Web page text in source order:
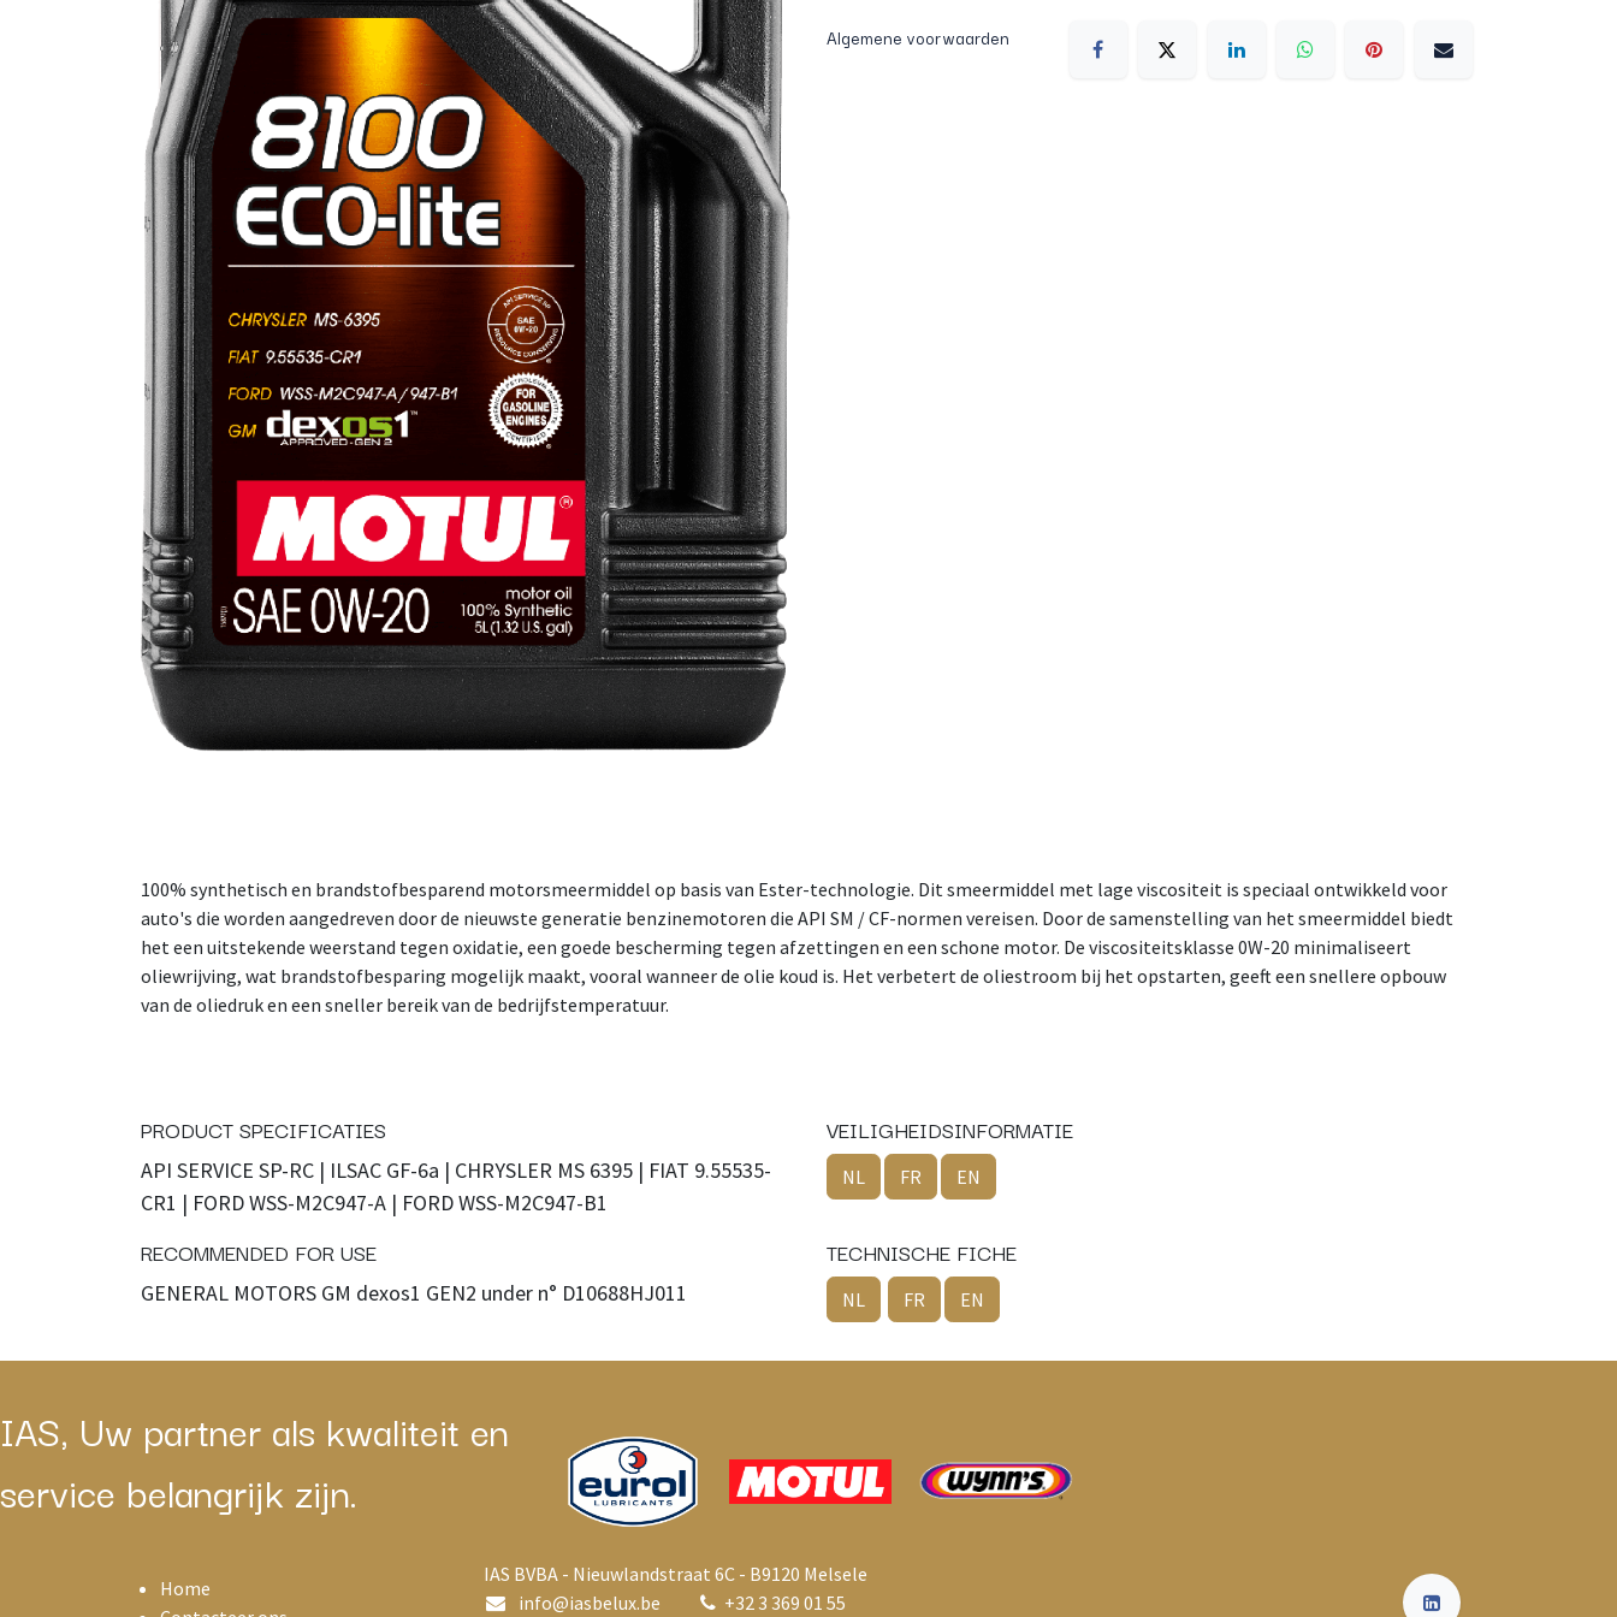
Algemene voorwaarden
100% synthetisch en brandstofbesparend motorsmeermiddel op basis van Ester-technologie. Dit smeermiddel met lage viscositeit is speciaal ontwikkeld voor
auto's die worden aangedreven door de nieuwste generatie benzinemotoren die API SM / CF-normen vereisen. Door de samenstelling van het smeermiddel biedt
het een uitstekende weerstand tegen oxidatie, een goede bescherming tegen afzettingen en een schone motor. De viscositeitsklasse 0W-20 minimaliseert
oliewrijving, wat brandstofbesparing mogelijk maakt, vooral wanneer de olie koud is. Het verbetert de oliestroom bij het opstarten, geeft een snellere opbouw
van de oliedruk en een sneller bereik van de bedrijfstemperatuur.
PRODUCT SPECIFICATIES
API SERVICE SP-RC | ILSAC GF-6a | CHRYSLER MS 6395 | FIAT 9.55535-
CR1 | FORD WSS-M2C947-A | FORD WSS-M2C947-B1
VEILIGHEIDSINFORMATIE
NL FR EN
RECOMMENDED FOR USE
GENERAL MOTORS GM dexos1 GEN2 under n° D10688HJ011
TECHNISCHE FICHE
NL FR EN
IAS, Uw partner als kwaliteit en
service belangrijk zijn.
Home
IAS BVBA - Nieuwlandstraat 6C - B9120 Melsele
info@iasbelux.be +32 3 369 01 55